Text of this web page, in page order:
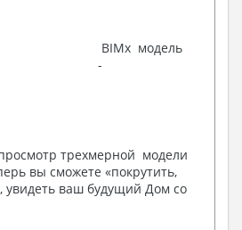
с общими данными
схема системы отопления
и общие данные
схема ВРУ
план силовых сетей
уравнения потенциалов
контура заземления
BIMx модель
-
трехмерной модели
вы сможете «покрутить,
увидеть ваш будущий Дом со